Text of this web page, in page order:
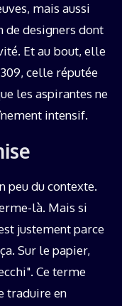
mais aussi
de designers dont
Et au bout, elle
celle réputée
les aspirantes ne
intensif.
peu du contexte.
là. Mais si
justement parce
Sur le papier,
Ce terme
traduire en